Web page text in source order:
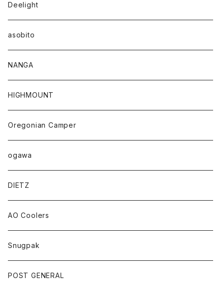
Deelight
asobito
NANGA
HIGHMOUNT
Oregonian Camper
ogawa
DIETZ
AO Coolers
Snugpak
POST GENERAL